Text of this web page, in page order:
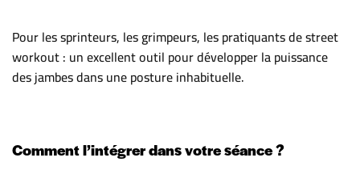
Pour les sprinteurs, les grimpeurs, les pratiquants de street
workout : un excellent outil pour développer la puissance
des jambes dans une posture inhabituelle.
Comment l’intégrer dans votre séance ?